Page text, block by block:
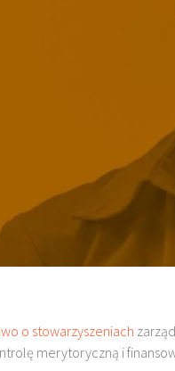
o stowarzyszeniach
merytoryczną i